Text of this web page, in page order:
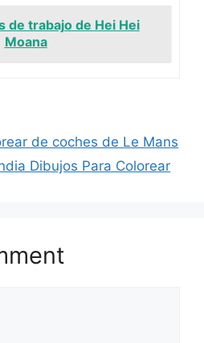
de trabajo de Hei Hei
Moana
de coches de Le Mans
Dibujos Para Colorear